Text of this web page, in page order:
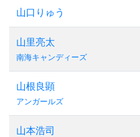
山口りゅう
山里亮太
南海キャンディーズ
山根良顕
アンガールズ
山本浩司